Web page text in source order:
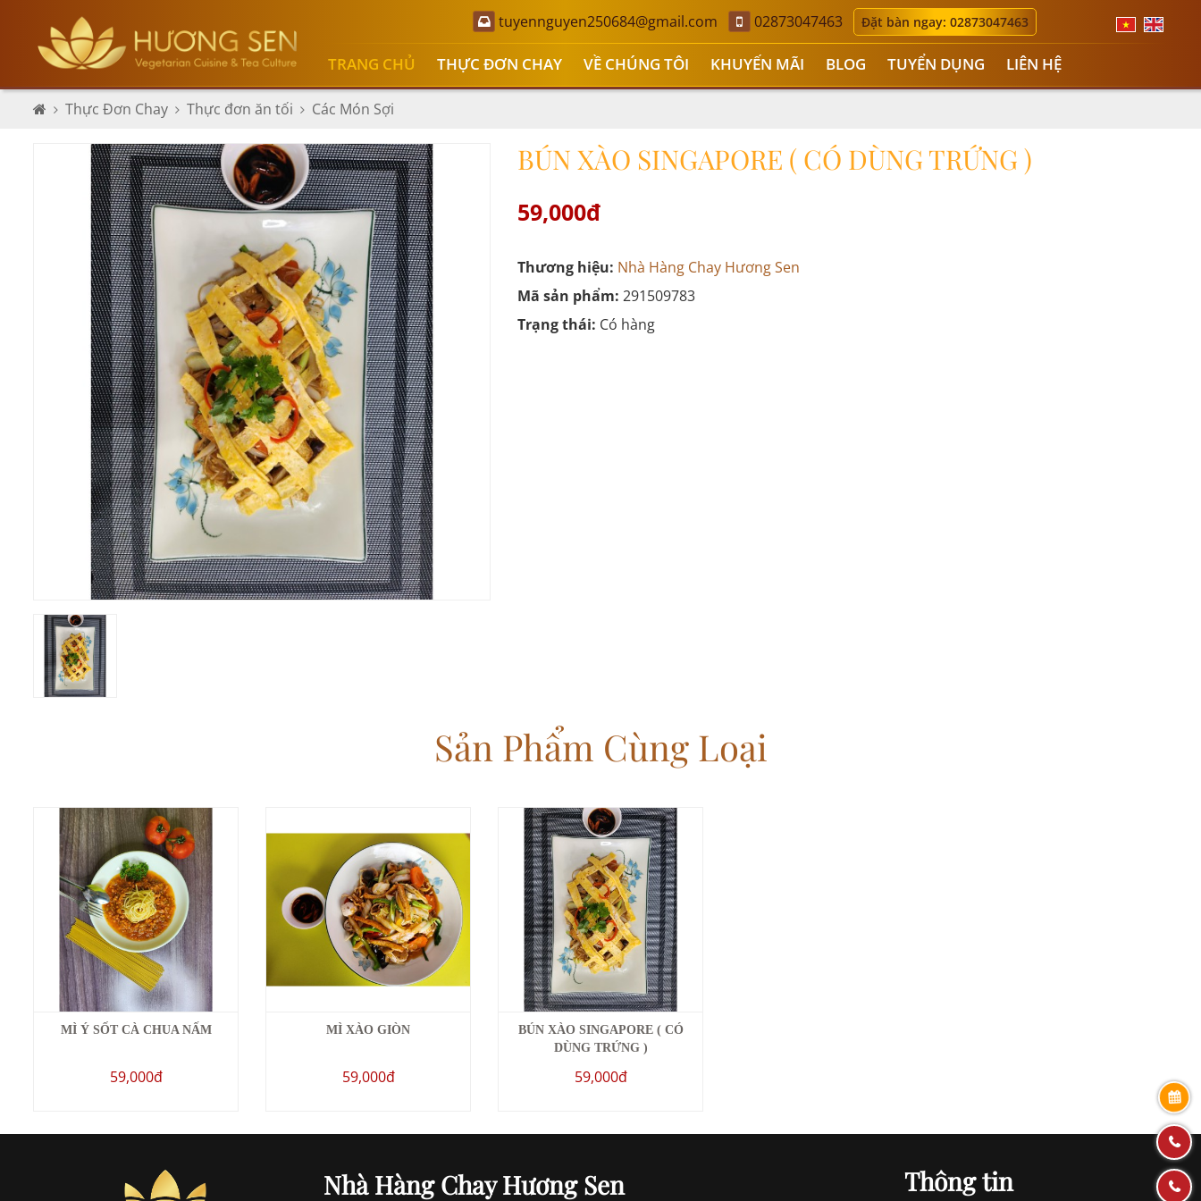
tuyennguyen250684@gmail.com 02873047463 Đặt bàn ngay: 02873047463
TRANG CHỦ THỰC ĐƠN CHAY VỀ CHÚNG TÔI KHUYẾN MÃI BLOG TUYỂN DỤNG LIÊN HỆ
Thực Đơn Chay Thực đơn ăn tối Các Món Sợi
BÚN XÀO SINGAPORE ( CÓ DÙNG TRỨNG )
59,000đ
Thương hiệu: Nhà Hàng Chay Hương Sen
Mã sản phẩm: 291509783
Trạng thái: Có hàng
Sản Phẩm Cùng Loại
MÌ Ý SỐT CÀ CHUA NẤM
59,000đ
MÌ XÀO GIÒN
59,000đ
BÚN XÀO SINGAPORE ( CÓ
DÙNG TRỨNG )
59,000đ
Nhà Hàng Chay Hương Sen Thông tin